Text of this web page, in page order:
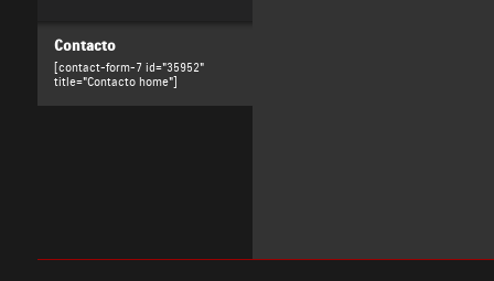
Contacto
[contact-form-7 id="35952"
title="Contacto home"]